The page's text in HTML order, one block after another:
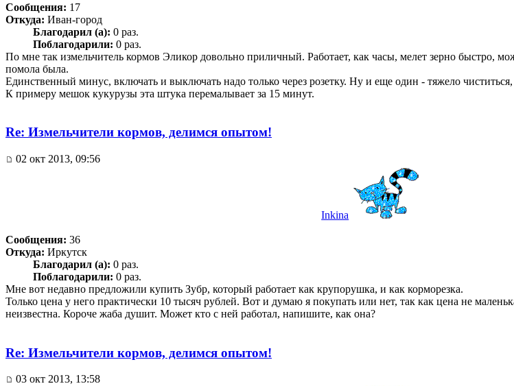
Сообщения: 17
Откуда: Иван-город
Благодарил (а): 0 раз.
Поблагодарили: 0 раз.
По мне так измельчитель кормов Эликор довольно приличный. Работает, как часы, мелет зерно быстро,
помола была.
Единственный минус, включать и выключать надо только через розетку. Ну и еще один - тяжело чиститься,
К примеру мешок кукурузы эта штука перемалывает за 15 минут.
Re: Измельчители кормов, делимся опытом!
02 окт 2013, 09:56
Inkina
Сообщения: 36
Откуда: Иркутск
Благодарил (а): 0 раз.
Поблагодарили: 0 раз.
Мне вот недавно предложили купить Зубр, который работает как крупорушка, и как корморезка.
Только цена у него практически 10 тысяч рублей. Вот и думаю я покупать или нет, так как цена не
неизвестна. Короче жаба душит. Может кто с ней работал, напишите, как она?
Re: Измельчители кормов, делимся опытом!
03 окт 2013, 13:58